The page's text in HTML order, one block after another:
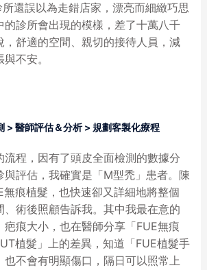
還誤以為走錯店家，漂亮而細緻巧思
的診所會出現的模樣，差了十萬八千
，舒適的空間、親切的接待人員，減
不安。
> 醫師評估＆分析 > 規劃客製化療程
流程，因有了頭皮全面檢測的數據分
與評估，我確實是「M型禿」患者。陳
無痕植髮，也快速卻又詳細地將整個
、術後照顧告訴我。其中我最在意的
痕大小，也在醫師分享「FUE無痕
植髮」上的差異，知道「FUE植髮手
也不會有明顯傷口，隔日可以照常上